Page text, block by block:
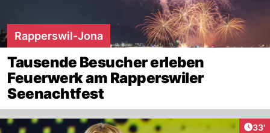
Rapperswil-Jona
Tausende Besucher erleben
Feuerwerk am Rapperswiler
Seenachtfest
33'